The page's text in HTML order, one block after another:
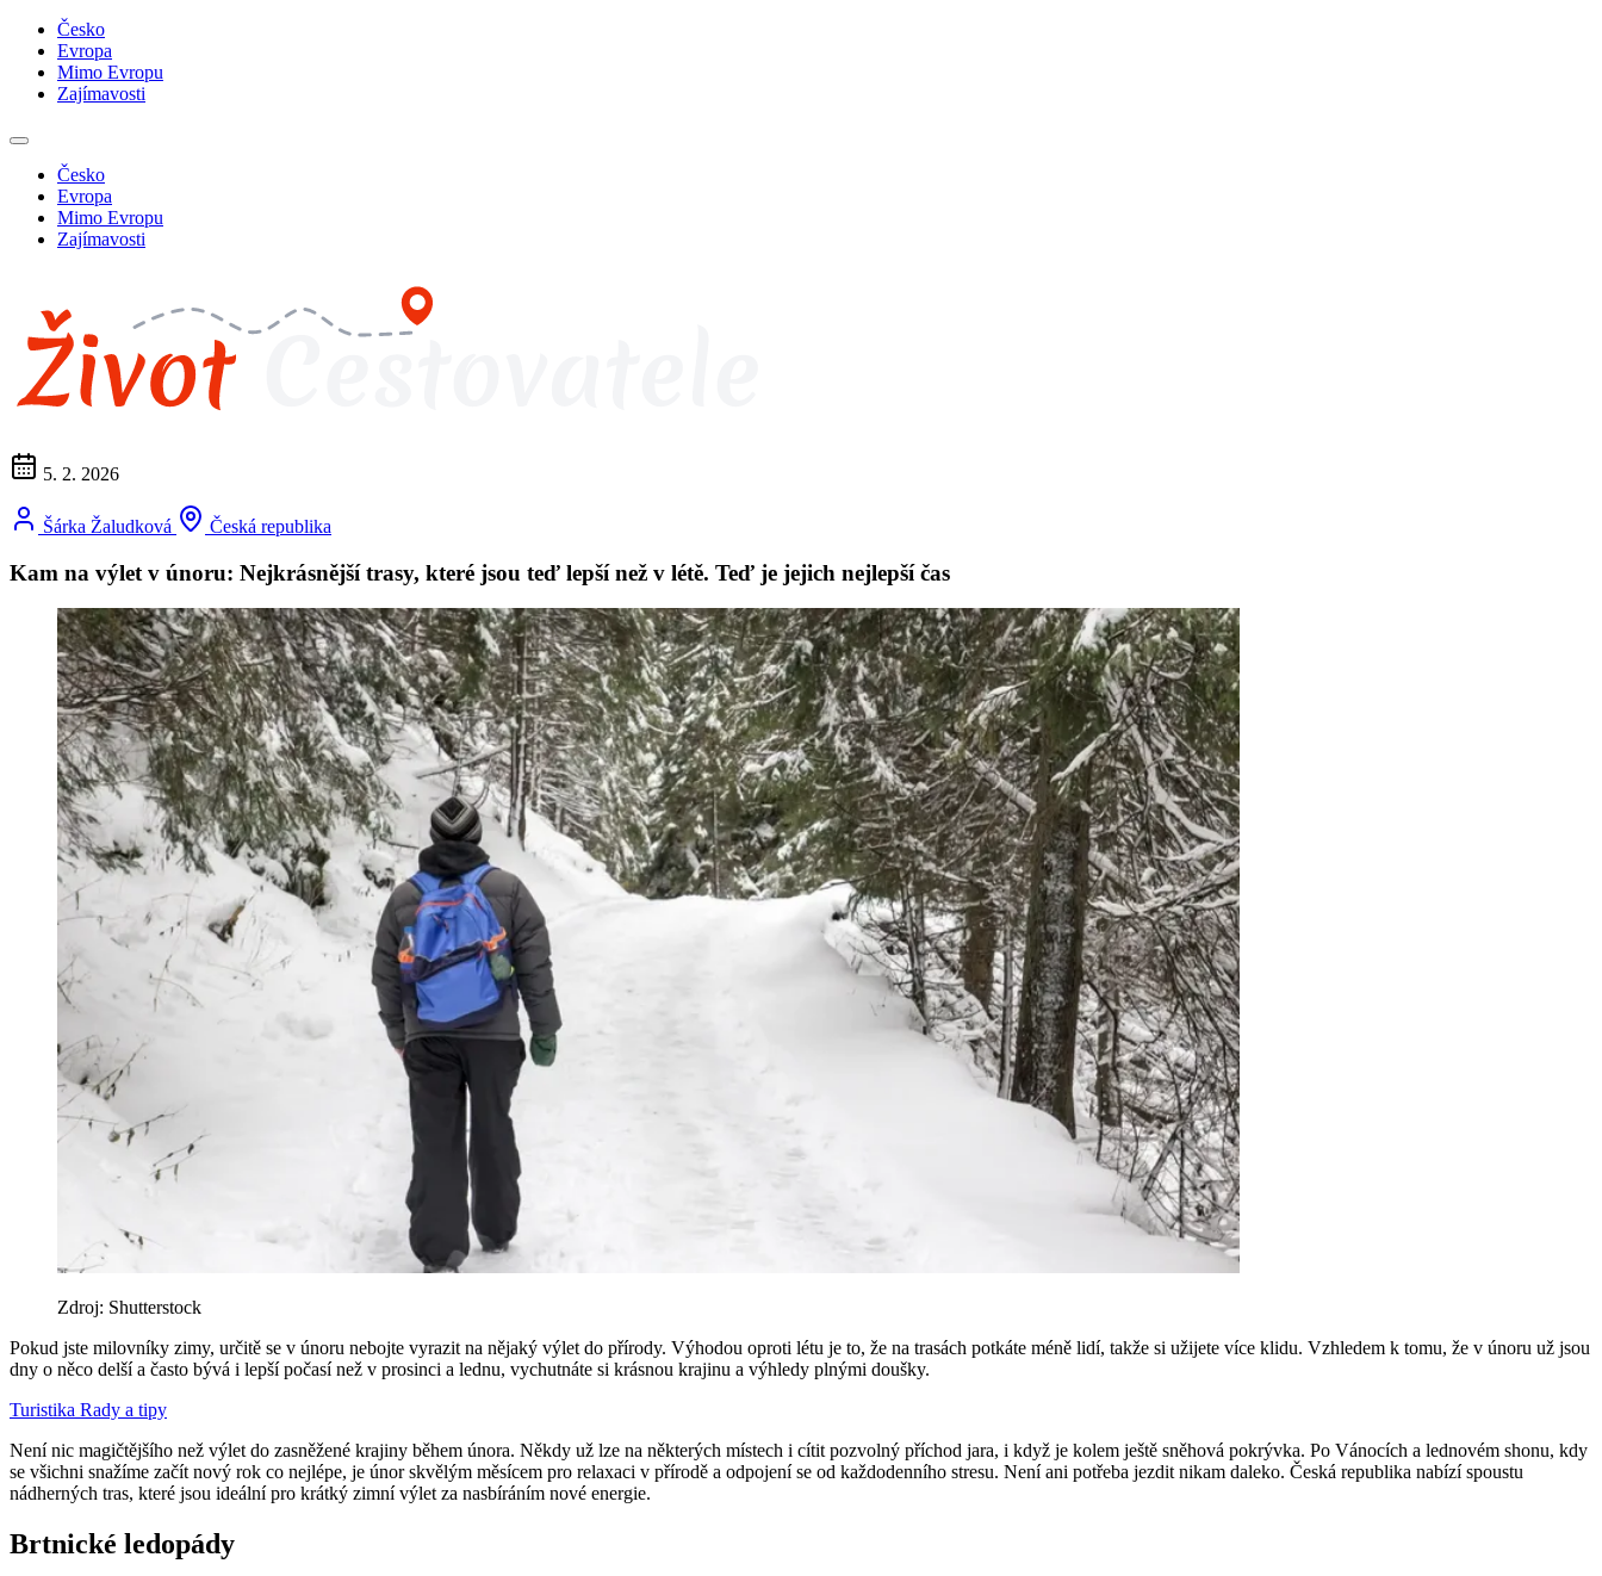
Česko
Evropa
Mimo Evropu
Zajímavosti
Česko
Evropa
Mimo Evropu
Zajímavosti
5. 2. 2026
Šárka Žaludková Česká republika
Kam na výlet v únoru: Nejkrásnější trasy, které jsou teď lepší než v létě. Teď je jejich nejlepší čas
Zdroj: Shutterstock
Pokud jste milovníky zimy, určitě se v únoru nebojte vyrazit na nějaký výlet do přírody. Výhodou oproti létu je to, že na trasách potkáte méně lidí, takže si užijete více klidu. Vzhledem k tomu, že v únoru už jsou
dny o něco delší a často bývá i lepší počasí než v prosinci a lednu, vychutnáte si krásnou krajinu a výhledy plnými doušky.
Turistika Rady a tipy
Není nic magičtějšího než výlet do zasněžené krajiny během února. Někdy už lze na některých místech i cítit pozvolný příchod jara, i když je kolem ještě sněhová pokrývka. Po Vánocích a lednovém shonu, kdy
se všichni snažíme začít nový rok co nejlépe, je únor skvělým měsícem pro relaxaci v přírodě a odpojení se od každodenního stresu. Není ani potřeba jezdit nikam daleko. Česká republika nabízí spoustu
nádherných tras, které jsou ideální pro krátký zimní výlet za nasbíráním nové energie.
Brtnické ledopády